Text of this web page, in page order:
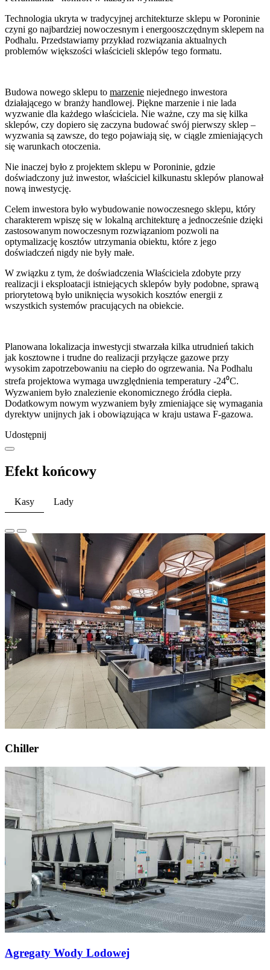
Technologia ukryta w tradycyjnej architekturze sklepu w Poroninie
czyni go najbardziej nowoczesnym i energooszczędnym sklepem na
Podhalu. Przedstawiamy przykład rozwiązania aktualnych
problemów większości właścicieli sklepów tego formatu.
Budowa nowego sklepu to marzenie niejednego inwestora
działającego w branży handlowej. Piękne marzenie i nie lada
wyzwanie dla każdego właściciela. Nie ważne, czy ma się kilka
sklepów, czy dopiero się zaczyna budować swój pierwszy sklep –
wyzwania są zawsze, do tego pojawiają się, w ciągle zmieniających
się warunkach otoczenia.
Nie inaczej było z projektem sklepu w Poroninie, gdzie
doświadczony już inwestor, właściciel kilkunastu sklepów planował
nową inwestycję.
Celem inwestora było wybudowanie nowoczesnego sklepu, który
charakterem wpiszę się w lokalną architekturę a jednocześnie dzięki
zastosowanym nowoczesnym rozwiązaniom pozwoli na
optymalizację kosztów utrzymania obiektu, które z jego
doświadczeń nigdy nie były małe.
W związku z tym, że doświadczenia Właściciela zdobyte przy
realizacji i eksploatacji istniejących sklepów były podobne, sprawą
priorytetową było uniknięcia wysokich kosztów energii z
wszystkich systemów pracujących na obiekcie.
Planowana lokalizacja inwestycji stwarzała kilka utrudnień takich
jak kosztowne i trudne do realizacji przyłącze gazowe przy
wysokim zapotrzebowaniu na ciepło do ogrzewania. Na Podhalu
strefa projektowa wymaga uwzględnienia temperatury -24⁰C.
Wyzwaniem było znalezienie ekonomicznego źródła ciepła.
Dodatkowym nowym wyzwaniem były zmieniające się wymagania
dyrektyw unijnych jak i obowiązująca w kraju ustawa F-gazowa.
Udostępnij
Efekt końcowy
Kasy Lady
Chiller
Agregaty Wody Lodowej